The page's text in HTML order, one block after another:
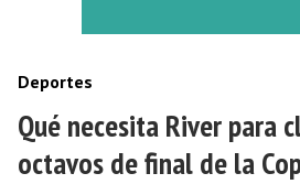
Qué necesita River para
octavos de final de la
Deportes